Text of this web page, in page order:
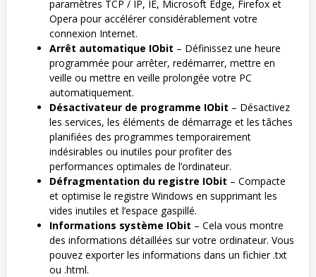
paramètres TCP / IP, IE, Microsoft Edge, Firefox et
Opera pour accélérer considérablement votre
connexion Internet.
Arrêt automatique IObit – Définissez une heure
programmée pour arrêter, redémarrer, mettre en
veille ou mettre en veille prolongée votre PC
automatiquement.
Désactivateur de programme IObit – Désactivez
les services, les éléments de démarrage et les tâches
planifiées des programmes temporairement
indésirables ou inutiles pour profiter des
performances optimales de l’ordinateur.
Défragmentation du registre IObit – Compacte
et optimise le registre Windows en supprimant les
vides inutiles et l’espace gaspillé.
Informations système IObit – Cela vous montre
des informations détaillées sur votre ordinateur. Vous
pouvez exporter les informations dans un fichier .txt
ou .html.